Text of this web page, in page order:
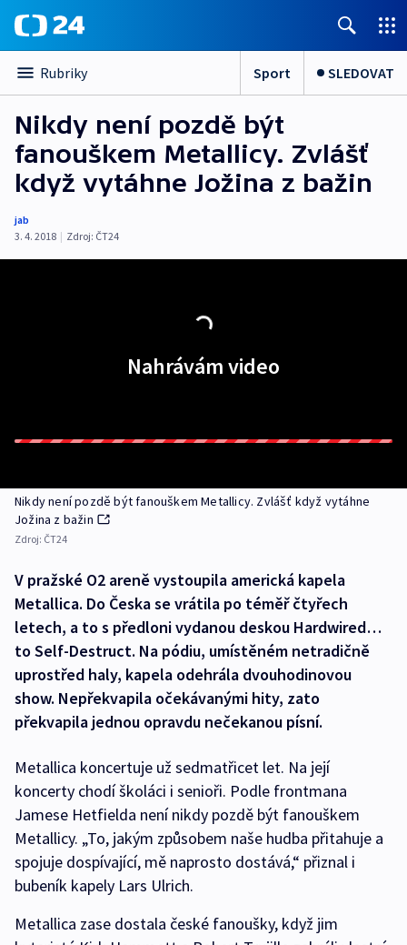
Rubriky Sport SLEDOVAT
Nikdy není pozdě být
fanouškem Metallicy. Zvlášť
když vytáhne Jožina z bažin
jab
3. 4. 2018 | Zdroj: ČT24
Nahrávám video
Nikdy není pozdě být fanouškem Metallicy. Zvlášť když vytáhne
Jožina z bažin
Zdroj: ČT24
V pražské O2 areně vystoupila americká kapela
Metallica. Do Česka se vrátila po téměř čtyřech
letech, a to s předloni vydanou deskou Hardwired…
to Self-Destruct. Na pódiu, umístěném netradičně
uprostřed haly, kapela odehrála dvouhodinovou
show. Nepřekvapila očekávanými hity, zato
překvapila jednou opravdu nečekanou písní.
Metallica koncertuje už sedmatřicet let. Na její
koncerty chodí školáci i senioři. Podle frontmana
Jamese Hetfielda není nikdy pozdě být fanouškem
Metallicy. „To, jakým způsobem naše hudba přitahuje a
spojuje dospívající, mě naprosto dostává,“ přiznal i
bubeník kapely Lars Ulrich.
Metallica zase dostala české fanoušky, když jim